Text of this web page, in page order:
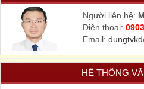
Người liên hệ:
Điện thoại:
Email:
HỆ THỐNG